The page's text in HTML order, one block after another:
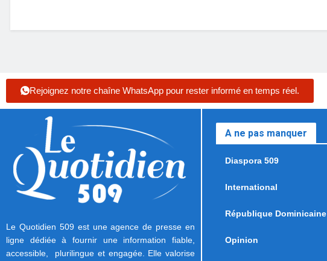
Rejoignez notre chaîne WhatsApp pour rester informé en temps réel.
Le Quotidien 509 est une agence de presse en
ligne dédiée à fournir une information fiable,
accessible, plurilingue et engagée. Elle valorise
A ne pas manquer
Diaspora 509
International
République Dominicaine
Opinion